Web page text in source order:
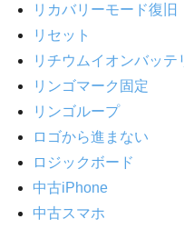
リカバリーモード復旧
リセット
リチウムイオンバッテ
リンゴマーク固定
リンゴループ
ロゴから進まない
ロジックボード
中古iPhone
中古スマホ